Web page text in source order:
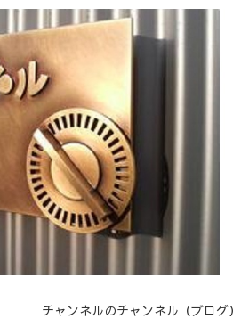
チャンネルのチャンネル（ブログ）